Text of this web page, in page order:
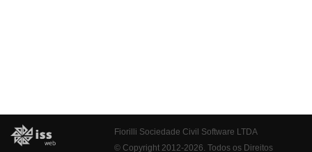
Fiorilli Sociedade Civil Software LTDA
© Copyright 2012-2026. Todos os Direitos